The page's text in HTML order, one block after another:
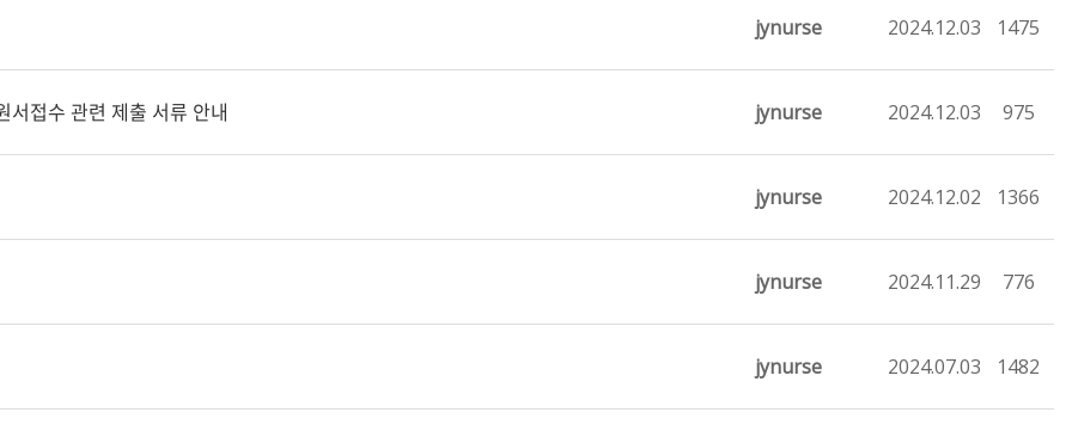
jynurse 2024.12.03 1475
접수 관련 제출 서류 안내 jynurse 2024.12.03 975
jynurse 2024.12.02 1366
jynurse 2024.11.29 776
jynurse 2024.07.03 1482